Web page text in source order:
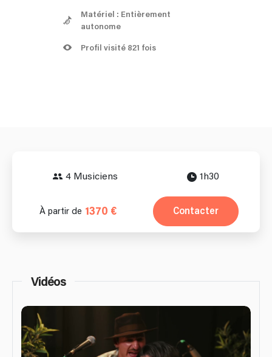
Matériel : Entièrement
autonome
Profil visité 821 fois
4 Musiciens 1h30
À partir de 1370 € Contacter
Vidéos